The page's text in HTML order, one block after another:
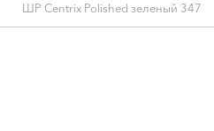
ШР Centrix Polished зеленый 347